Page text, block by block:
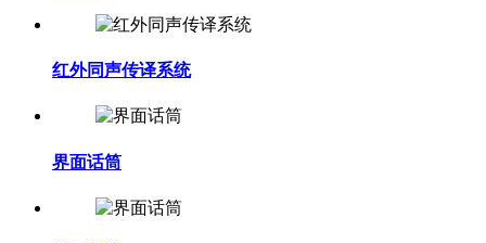
红外同声传译系统
界面话筒